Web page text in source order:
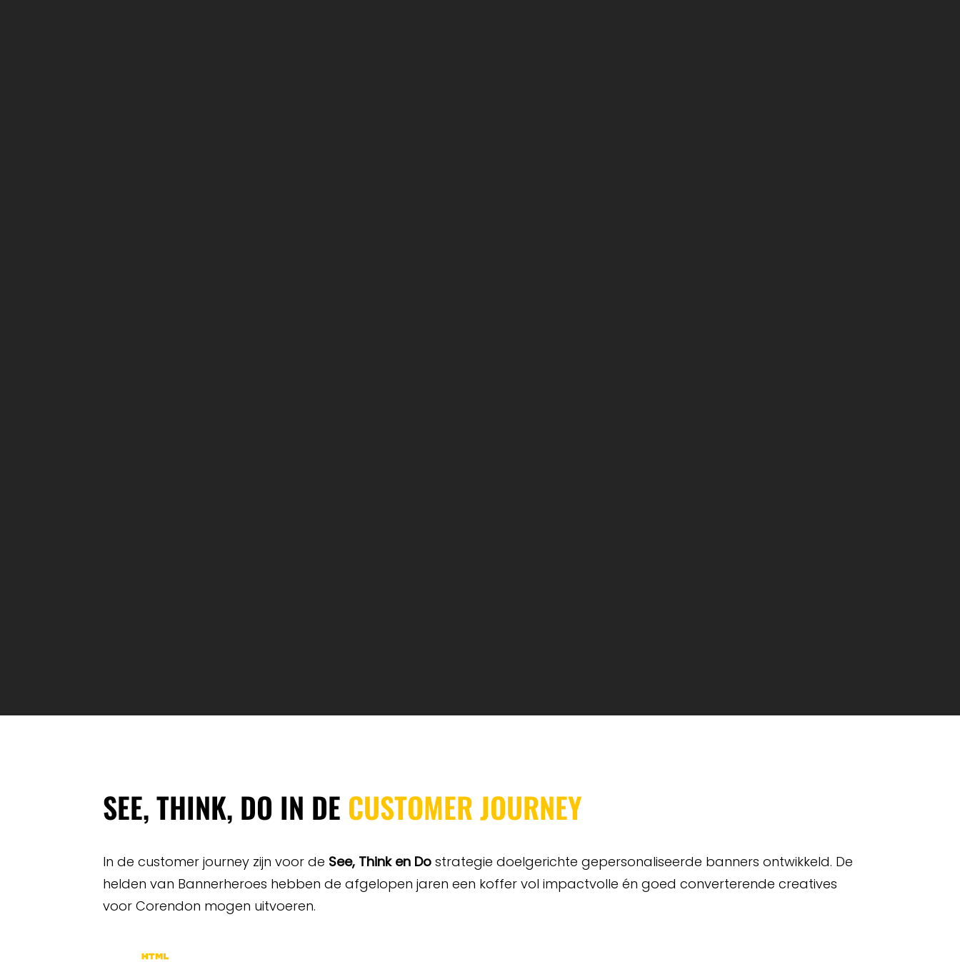
SEE, THINK, DO IN DE CUSTOMER JOURNEY
In de customer journey zijn voor de See, Think en Do strategie doelgerichte gepersonaliseerde banners ontwikkeld. De
helden van Bannerheroes hebben de afgelopen jaren een koffer vol impactvolle én goed converterende creatives
voor Corendon mogen uitvoeren.